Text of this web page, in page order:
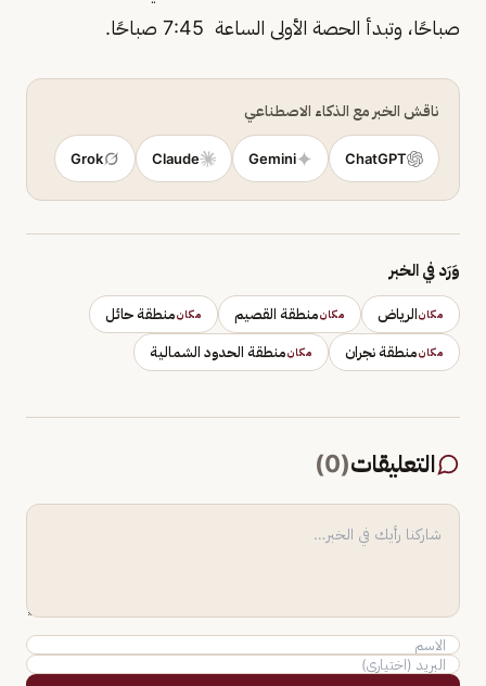
صباحًا، وتبدأ الحصة الأولى الساعة 7:45 صباحًا.
ناقش الخبر مع الذكاء الاصطناعي
ChatGPT
Gemini
Claude
Grok
وَرَد في الخبر
مكانالرياض مكانمنطقة القصيم مكانمنطقة حائل
مكانمنطقة نجران مكانمنطقة الحدود الشمالية
التعليقات(
0
)